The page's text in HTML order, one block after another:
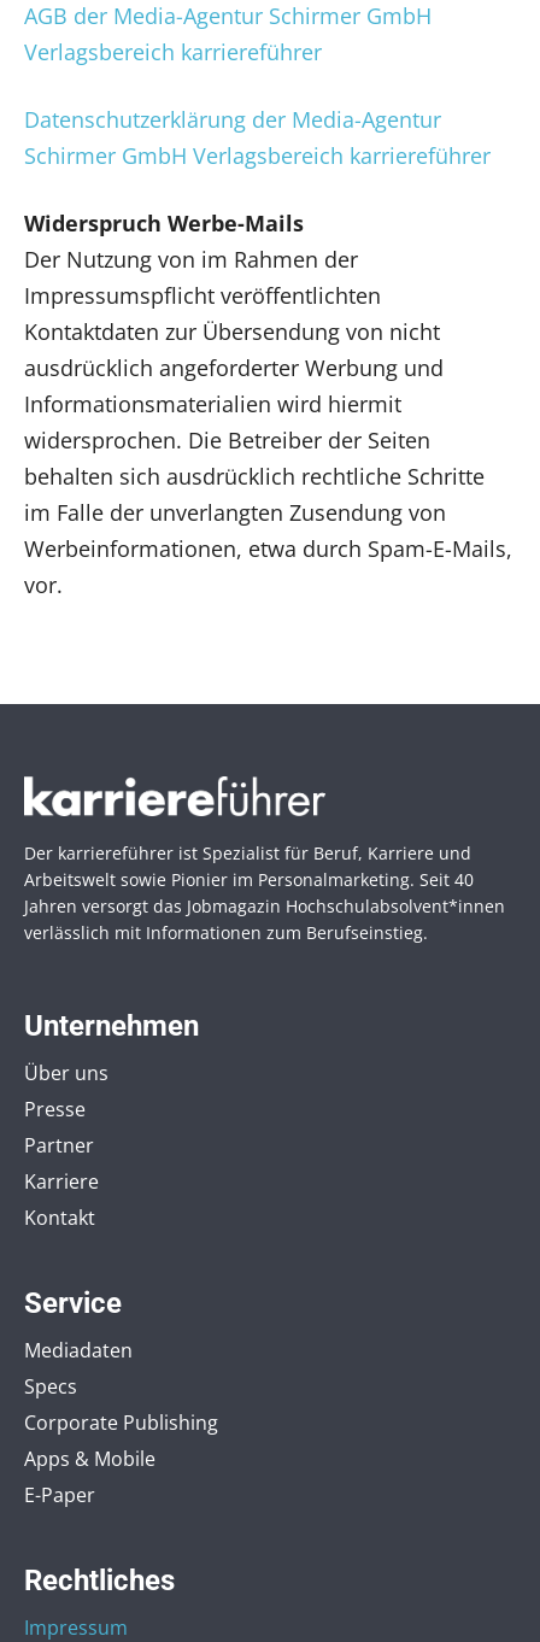
AGB der Media-Agentur Schirmer GmbH
Verlagsbereich karriereführer
Datenschutzerklärung der Media-Agentur
Schirmer GmbH Verlagsbereich karriereführer
Widerspruch Werbe-Mails
Der Nutzung von im Rahmen der
Impressumspflicht veröffentlichten
Kontaktdaten zur Übersendung von nicht
ausdrücklich angeforderter Werbung und
Informationsmaterialien wird hiermit
widersprochen. Die Betreiber der Seiten
behalten sich ausdrücklich rechtliche Schritte
im Falle der unverlangten Zusendung von
Werbeinformationen, etwa durch Spam-E-Mails,
vor.
Der karriereführer ist Spezialist für Beruf, Karriere und
Arbeitswelt sowie Pionier im Personal­marketing. Seit 40
Jahren versorgt das Jobmagazin Hochschul­absolvent*innen
verlässlich mit Informationen zum Berufseinstieg.
Unternehmen
Über uns
Presse
Partner
Karriere
Kontakt
Service
Mediadaten
Specs
Corporate Publishing
Apps & Mobile
E-Paper
Rechtliches
Impressum